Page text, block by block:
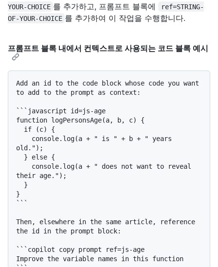
YOUR-CHOICE 를 추가하고, 프롬프트 블록에
ref=STRING-
OF-YOUR-CHOICE 를 추가하여 이 작업을 수행합니다.
프롬프트 블록 내에서 컨텍스트로 사용되는 코드 블록 예시
Add an id to the code block whose code you want
to add to the prompt as context:
```javascript id=js-age
function logPersonsAge(a, b, c) {
old.");
their age.");
}
```
Then, elsewhere in the same article, reference
the id in the prompt block:
```copilot copy prompt ref=js-age
Improve the variable names in this function